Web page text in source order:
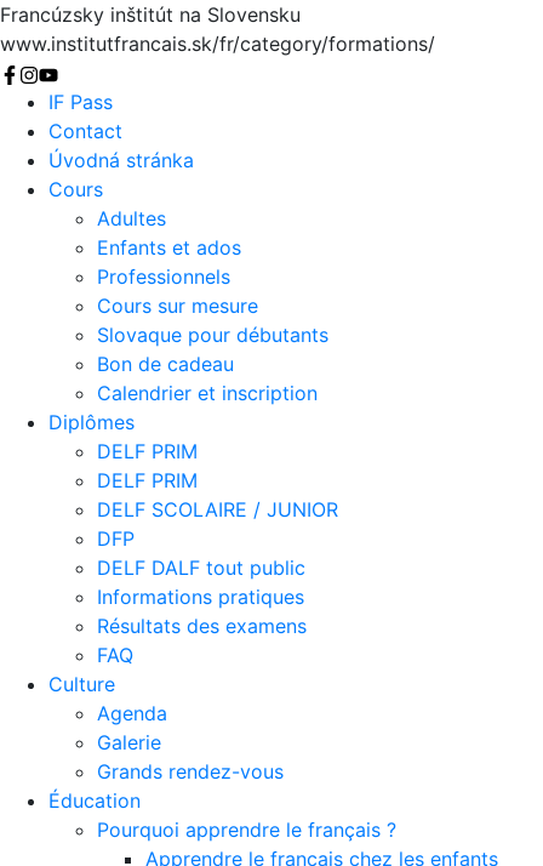
Francúzsky inštitút na Slovensku
www.institutfrancais.sk/fr/category/formations/
Chercher
IF Pass
Contact
Úvodná stránka
Cours
Adultes
Enfants et ados
Professionnels
Cours sur mesure
Slovaque pour débutants
Bon de cadeau
Calendrier et inscription
Diplômes
DELF PRIM
DELF PRIM
DELF SCOLAIRE / JUNIOR
DFP
DELF DALF tout public
Informations pratiques
Résultats des examens
FAQ
Culture
Agenda
Galerie
Grands rendez-vous
Éducation
Pourquoi apprendre le français ?
Apprendre le français chez les enfants